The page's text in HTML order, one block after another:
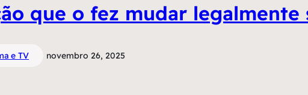
que o fez mudar legalmente
e TV novembro 26, 2025